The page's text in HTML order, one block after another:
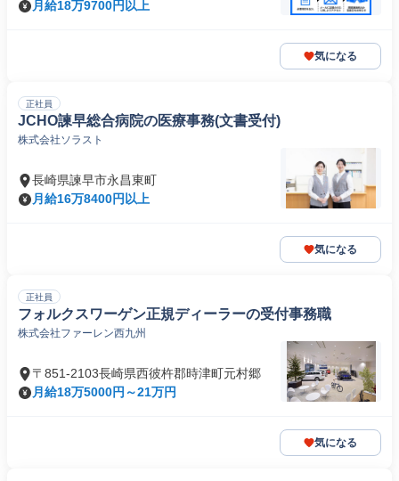
月給18万9700円以上
気になる
正社員
JCHO諫早総合病院の医療事務(文書受付)
株式会社ソラスト
長崎県諫早市永昌東町
月給16万8400円以上
気になる
正社員
フォルクスワーゲン正規ディーラーの受付事務職
株式会社ファーレン西九州
〒851-2103長崎県西彼杵郡時津町元村郷
月給18万5000円～21万円
気になる